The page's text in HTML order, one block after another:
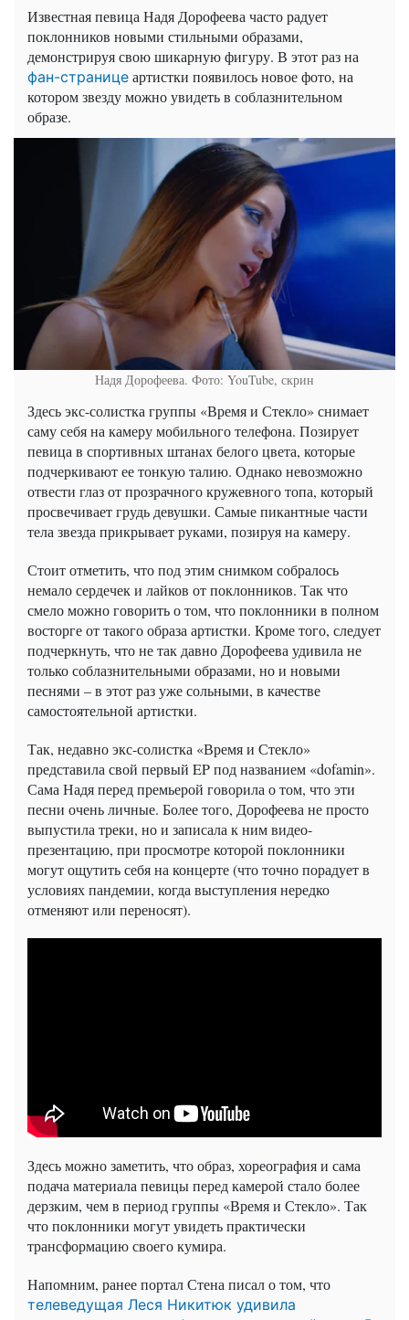
Известная певица Надя Дорофеева часто радует
поклонников новыми стильными образами,
демонстрируя свою шикарную фигуру. В этот раз на
фан-странице артистки появилось новое фото, на
котором звезду можно увидеть в соблазнительном
образе.
Надя Дорофеева. Фото: YouTube, скрин
Здесь экс-солистка группы «Время и Стекло» снимает
саму себя на камеру мобильного телефона. Позирует
певица в спортивных штанах белого цвета, которые
подчеркивают ее тонкую талию. Однако невозможно
отвести глаз от прозрачного кружевного топа, который
просвечивает грудь девушки. Самые пикантные части
тела звезда прикрывает руками, позируя на камеру.
Стоит отметить, что под этим снимком собралось
немало сердечек и лайков от поклонников. Так что
смело можно говорить о том, что поклонники в полном
восторге от такого образа артистки. Кроме того, следует
подчеркнуть, что не так давно Дорофеева удивила не
только соблазнительными образами, но и новыми
песнями – в этот раз уже сольными, в качестве
самостоятельной артистки.
Так, недавно экс-солистка «Время и Стекло»
представила свой первый EP под названием «dofamin».
Сама Надя перед премьерой говорила о том, что эти
песни очень личные. Более того, Дорофеева не просто
выпустила треки, но и записала к ним видео-
презентацию, при просмотре которой поклонники
могут ощутить себя на концерте (что точно порадует в
условиях пандемии, когда выступления нередко
отменяют или переносят).
Здесь можно заметить, что образ, хореография и сама
подача материала певицы перед камерой стало более
дерзким, чем в период группы «Время и Стекло». Так
что поклонники могут увидеть практически
трансформацию своего кумира.
Напомним, ранее портал Стена писал о том, что
телеведущая Леся Никитюк удивила